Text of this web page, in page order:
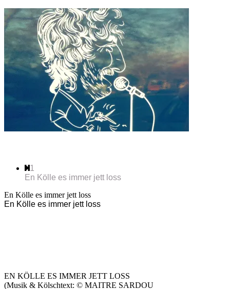
1
En Kölle es immer jett loss
En Kölle es immer jett loss
En Kölle es immer jett loss
EN KÖLLE ES IMMER JETT LOSS
(Musik & Kölschtext: © MAITRE SARDOU